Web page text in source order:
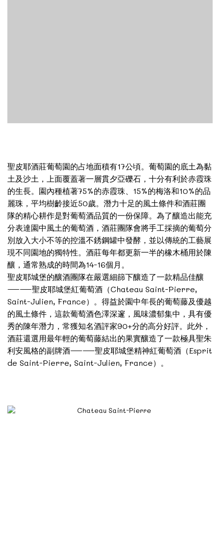
聖皮耶酒莊葡萄園的占地面積有17公頃。葡萄園的底土為黏
土及沙土，上面覆蓋著一層貫夕亞礫石，十分有利於赤霞珠
的生長。園內種植著75%的赤霞珠、15%的梅洛和10%的品
麗珠，平均樹齡接近50歲。潛力十足的風土條件和酒莊團
隊的精心耕作是對葡萄酒品質的一份保障。為了釀造出能充
分表達園中風土的葡萄酒，酒莊團隊會將手工採摘的葡萄分
別放入大小不等的控溫不銹鋼罐中發酵，並以傳統的工藝展
現不同園地的獨特性。酒莊每年都更新一半的橡木桶用於陳
釀，通常熟成的時間為14-16個月。
聖皮耶城堡的釀酒團隊在嚴選細篩下釀造了一款精品佳釀
——聖皮耶城堡紅葡萄酒（Chateau Saint-Pierre,
Saint-Julien, France）。得益於園中年長的葡萄藤及優越
的風土條件，這款葡萄酒色澤深邃，風味濃郁集中，具有優
秀的陳年潛力，常獲知名酒評家90+分的高分好評。此外，
酒莊還選用最年輕的葡萄藤結出的果實釀造了一款極具聖朱
利安風格的副牌酒——聖皮耶城堡精神紅葡萄酒（Esprit
de Saint-Pierre, Saint-Julien, France）。